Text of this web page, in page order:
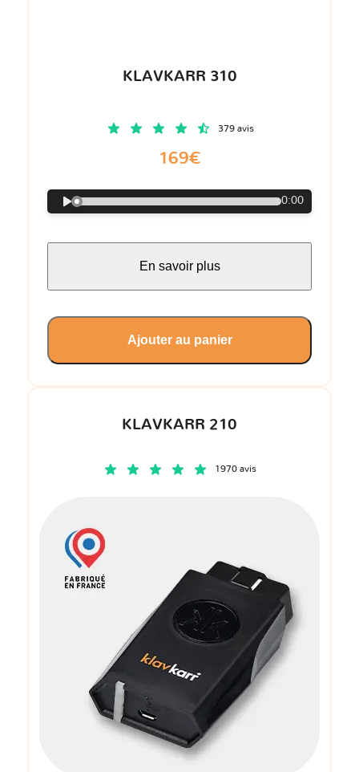
KLAVKARR 210
1970 avis
KLAVKARR 310
379 avis
169€
0:00
En savoir plus
Ajouter au panier